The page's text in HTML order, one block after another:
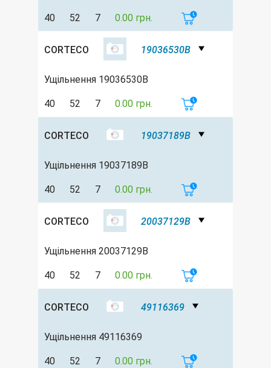
40 52 7 0.00 грн.
CORTECO 19036530B
Ущільнення 19036530B
40 52 7 0.00 грн.
CORTECO 19037189B
Ущільнення 19037189B
40 52 7 0.00 грн.
CORTECO 20037129B
Ущільнення 20037129B
40 52 7 0.00 грн.
CORTECO 49116369
Ущільнення 49116369
40 52 7 0.00 грн.